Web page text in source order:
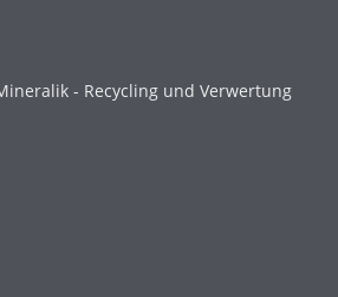
- Recycling und Verwertung